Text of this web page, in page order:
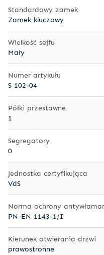
Standardowy zamek
Zamek kluczowy
Wielkość sejfu
Mały
Numer artykułu
S 102-04
Półki przestawne
1
Segregatory
0
Jednostka certyfikująca
VdS
Norma ochrony
PN-EN 1143-1/I
Kierunek otwierania drzwi
prawostronne